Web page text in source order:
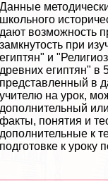
Данные
школьного
дают возможность
замкнутость при
египтян" и
древних египтян" в
представленный в
учителю на урок,
дополнительный
факты, понятия и
дополнительные к
подготовке к уроку